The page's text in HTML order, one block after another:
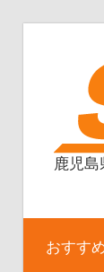
キ
鹿児
おすす